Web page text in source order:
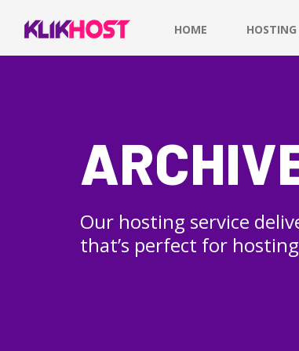
HOME HOSTING
Our hosting service
that’s perfect for